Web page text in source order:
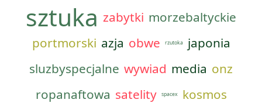
sztuka zabytki morzebaltyckie
portmorski azja obwe rzutoka
japonia
sluzbyspecjalne wywiad media onz
ropanaftowa satelity spacex kosmos